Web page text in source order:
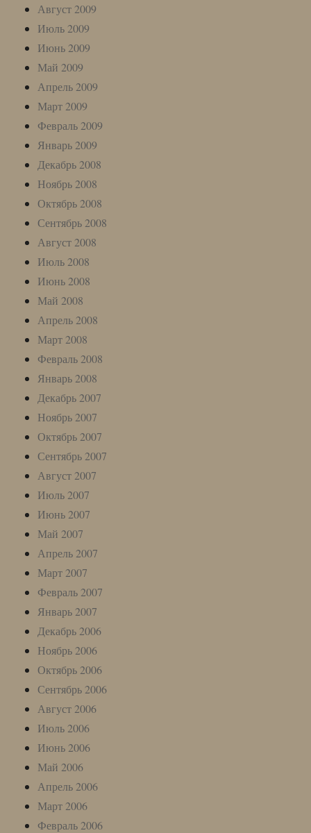
Август 2009
Июль 2009
Июнь 2009
Май 2009
Апрель 2009
Март 2009
Февраль 2009
Январь 2009
Декабрь 2008
Ноябрь 2008
Октябрь 2008
Сентябрь 2008
Август 2008
Июль 2008
Июнь 2008
Май 2008
Апрель 2008
Март 2008
Февраль 2008
Январь 2008
Декабрь 2007
Ноябрь 2007
Октябрь 2007
Сентябрь 2007
Август 2007
Июль 2007
Июнь 2007
Май 2007
Апрель 2007
Март 2007
Февраль 2007
Январь 2007
Декабрь 2006
Ноябрь 2006
Октябрь 2006
Сентябрь 2006
Август 2006
Июль 2006
Июнь 2006
Май 2006
Апрель 2006
Март 2006
Февраль 2006